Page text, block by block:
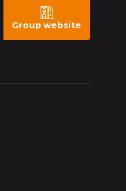
Group website